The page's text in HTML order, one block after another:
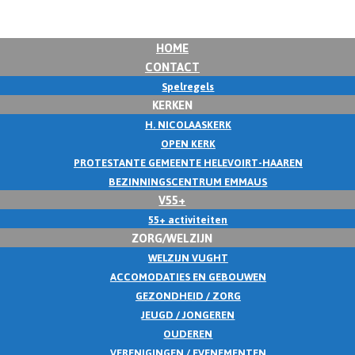
HOME
CONTACT
Spelregels
KERKEN
H. NICOLAASKERK
OPEN KERK
PROTESTANTE GEMEENTE HELEVOIRT-HAAREN
BEZINNINGSCENTRUM EMMAUS
V55+
55+ activiteiten
ZORG/WELZIJN
WELZIJN VUGHT
ACCOMODATIES EN GEBOUWEN
GEZONDHEID / ZORG
JEUGD / JONGEREN
OUDEREN